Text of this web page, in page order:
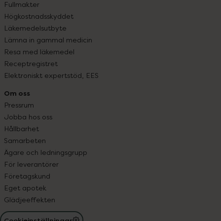
Fullmakter
Högkostnadsskyddet
Läkemedelsutbyte
Lämna in gammal medicin
Resa med läkemedel
Receptregistret
Elektroniskt expertstöd, EES
Om oss
Pressrum
Jobba hos oss
Hållbarhet
Samarbeten
Ägare och ledningsgrupp
För leverantörer
Företagskund
Eget apotek
Glädjeeffekten